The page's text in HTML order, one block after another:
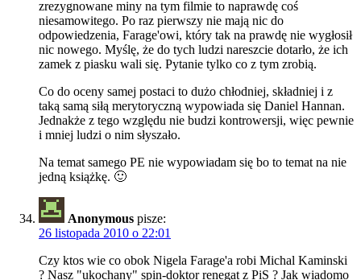
zrezygnowane miny na tym filmie to naprawdę coś
niesamowitego. Po raz pierwszy nie mają nic do
odpowiedzenia, Farage'owi, który tak na prawdę nie wygłosił
nic nowego. Myślę, że do tych ludzi nareszcie dotarło, że ich
zamek z piasku wali się. Pytanie tylko co z tym zrobią.
Co do oceny samej postaci to dużo chłodniej, składniej i z
taką samą siłą merytoryczną wypowiada się Daniel Hannan.
Jednakże z tego względu nie budzi kontrowersji, więc pewnie
i mniej ludzi o nim słyszało.
Na temat samego PE nie wypowiadam się bo to temat na nie
jedną książkę. 🙂
Anonymous pisze:
26 listopada 2010 o 22:01
Czy ktos wie co obok Nigela Farage'a robi Michal Kaminski
? Nasz "ukochany" spin-doktor renegat z PiS ? Jak wiadomo